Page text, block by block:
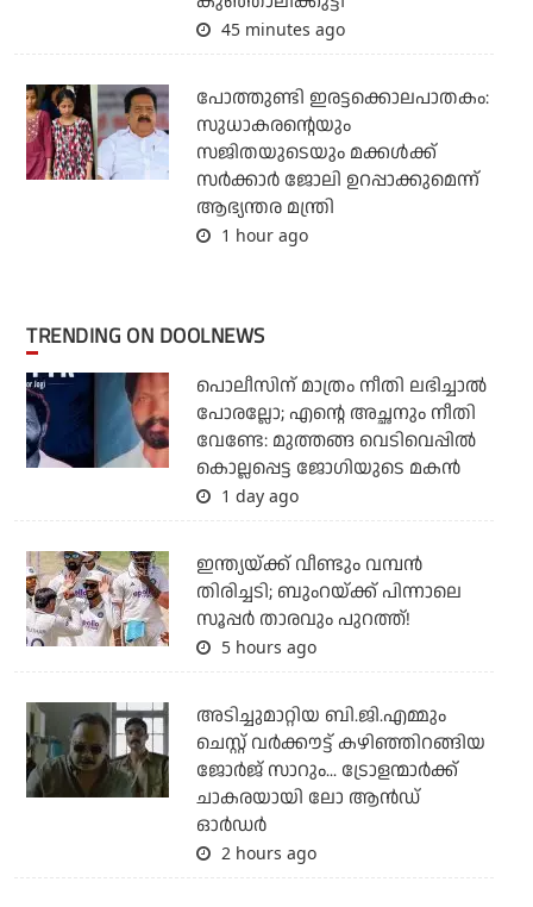
45 minutes ago
പോത്തുണ്ടി ഇരട്ടക്കൊലപാതകം:
സുധാകരന്റെയും
സജിതയുടെയും മക്കള്‍ക്ക്
സര്‍ക്കാര്‍ ജോലി ഉറപ്പാക്കുമെന്ന്
ആഭ്യന്തര മന്ത്രി
1 hour ago
TRENDING ON DOOLNEWS
പൊലീസിന് മാത്രം നീതി ലഭിച്ചാല്‍
പോരല്ലോ; എന്റെ അച്ഛനും നീതി
വേണ്ടേ: മുത്തങ്ങ വെടിവെപ്പില്‍
കൊല്ലപ്പെട്ട ജോഗിയുടെ മകന്‍
1 day ago
ഇന്ത്യയ്ക്ക് വീണ്ടും വമ്പന്‍
തിരിച്ചടി; ബുംറയ്ക്ക് പിന്നാലെ
സൂപ്പര്‍ താരവും പുറത്ത്!
5 hours ago
അടിച്ചുമാറ്റിയ ബി.ജി.എമ്മും
ചെസ്റ്റ് വര്‍ക്കൗട്ട് കഴിഞ്ഞിറങ്ങിയ
ജോര്‍ജ് സാറും... ട്രോളന്മാര്‍ക്ക്
ചാകരയായി ലോ ആന്‍ഡ്
ഓര്‍ഡര്‍
2 hours ago